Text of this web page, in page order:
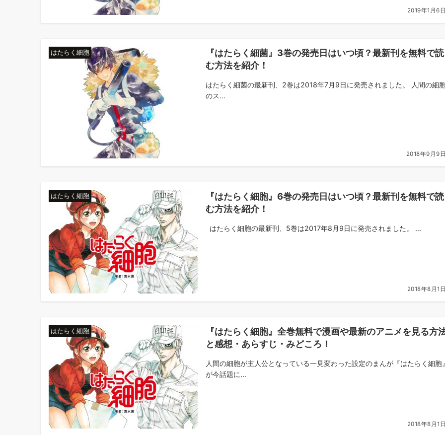
2019年1月6
はたらく細胞
『はたらく細菌』3巻の発売日はいつ頃？最新刊を無料で読
む方法を紹介！
はたらく細菌の最新刊、2巻は2018年7月9日に発売されました。 人間の細
のス...
2018年9月9
はたらく細胞
『はたらく細胞』6巻の発売日はいつ頃？最新刊を無料で読
む方法を紹介！
はたらく細胞の最新刊、5巻は2017年8月9日に発売されました。 ...
2018年8月1
はたらく細胞
『はたらく細胞』全巻無料で漫画や最新のアニメを見る方
と感想・あらすじ・みどころ！
人間の細胞が主人公となっている一見変わった設定のまんが『はたらく細胞
が今話題に...
2018年8月1